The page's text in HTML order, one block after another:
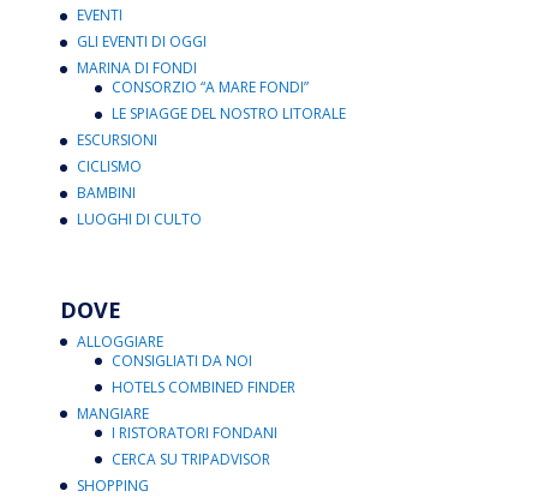
EVENTI
GLI EVENTI DI OGGI
MARINA DI FONDI
CONSORZIO “A MARE FONDI”
LE SPIAGGE DEL NOSTRO LITORALE
ESCURSIONI
CICLISMO
BAMBINI
LUOGHI DI CULTO
DOVE
ALLOGGIARE
CONSIGLIATI DA NOI
HOTELS COMBINED FINDER
MANGIARE
I RISTORATORI FONDANI
CERCA SU TRIPADVISOR
SHOPPING